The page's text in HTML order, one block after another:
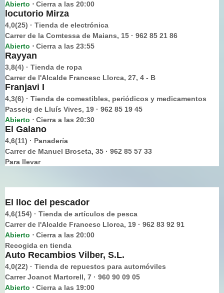
Abierto ⋅ Cierra a las 20:00
locutorio Mirza
4,0(25) · Tienda de electrónica
Carrer de la Comtessa de Maians, 15 · 962 85 21 86
Abierto ⋅ Cierra a las 23:55
Rayyan
3,8(4) · Tienda de ropa
Carrer de l'Alcalde Francesc Llorca, 27, 4 - B
Franjavi I
4,3(6) · Tienda de comestibles, periódicos y medicamentos
Passeig de Lluís Vives, 19 · 962 85 19 45
Abierto ⋅ Cierra a las 20:30
El Galano
4,6(11) · Panadería
Carrer de Manuel Broseta, 35 · 962 85 57 33
Para llevar
El lloc del pescador
4,6(154) · Tienda de artículos de pesca
Carrer de l'Alcalde Francesc Llorca, 19 · 962 83 92 91
Abierto ⋅ Cierra a las 20:00
Recogida en tienda
Auto Recambios Vilber, S.L.
4,0(22) · Tienda de repuestos para automóviles
Carrer Joanot Martorell, 7 · 960 90 09 05
Abierto ⋅ Cierra a las 19:00